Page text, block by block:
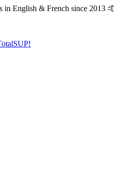
in English & French since 2013 🤙